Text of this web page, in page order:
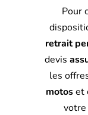
Pour
retrait
devis
les
motoset
votre